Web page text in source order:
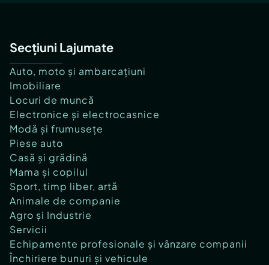
Secțiuni Lajumate
Auto, moto și ambarcațiuni
Imobiliare
Locuri de muncă
Electronice și electrocasnice
Modă și frumusețe
Piese auto
Casă și grădină
Mama și copilul
Sport, timp liber, artă
Animale de companie
Agro și Industrie
Servicii
Echipamente profesionale și vânzare companii
Închiriere bunuri și vehicule